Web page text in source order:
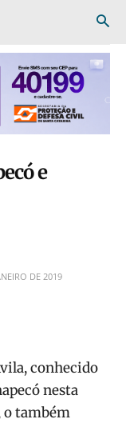
e
DE 2019
conhecido
nesta
o também